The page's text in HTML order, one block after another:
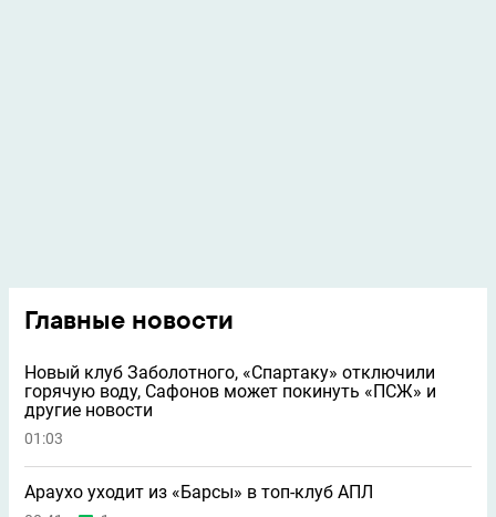
Главные новости
Новый клуб Заболотного, «Спартаку» отключили
горячую воду, Сафонов может покинуть «ПСЖ» и
другие новости
01:03
Араухо уходит из «Барсы» в топ-клуб АПЛ